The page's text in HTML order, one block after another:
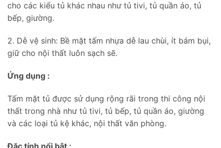
cho các kiểu tủ khác nhau như tủ tivi, tủ quần áo, tủ
bếp, giường.
2. Dễ vệ sinh: Bề mặt tấm nhựa dễ lau chùi, ít bám bụi,
giữ cho nội thất luôn sạch sẽ.
Ứng dụng :
Tấm mặt tủ được sử dụng rộng rãi trong thi công nội
thất trong nhà như tủ tivi, tủ bếp, tủ quần áo, giường
và các loại tủ kệ khác, nội thất văn phòng.
Đặc tính nổi bật :